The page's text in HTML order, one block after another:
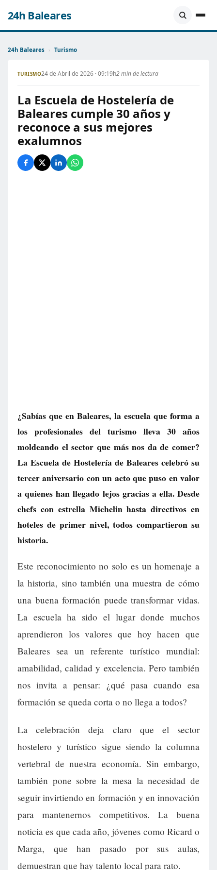
24h Baleares
24h Baleares › Turismo
TURISMO24 de Abril de 2026 · 09:19h2 min de lectura
La Escuela de Hostelería de
Baleares cumple 30 años y
reconoce a sus mejores
exalumnos
¿Sabías que en Baleares, la escuela que forma a
los profesionales del turismo lleva 30 años
moldeando el sector que más nos da de comer?
La Escuela de Hostelería de Baleares celebró su
tercer aniversario con un acto que puso en valor
a quienes han llegado lejos gracias a ella. Desde
chefs con estrella Michelin hasta directivos en
hoteles de primer nivel, todos compartieron su
historia.
Este reconocimiento no solo es un homenaje a
la historia, sino también una muestra de cómo
una buena formación puede transformar vidas.
La escuela ha sido el lugar donde muchos
aprendieron los valores que hoy hacen que
Baleares sea un referente turístico mundial:
amabilidad, calidad y excelencia. Pero también
nos invita a pensar: ¿qué pasa cuando esa
formación se queda corta o no llega a todos?
La celebración deja claro que el sector
hostelero y turístico sigue siendo la columna
vertebral de nuestra economía. Sin embargo,
también pone sobre la mesa la necesidad de
seguir invirtiendo en formación y en innovación
para mantenernos competitivos. La buena
noticia es que cada año, jóvenes como Ricard o
Marga, que han pasado por sus aulas,
demuestran que hay talento local para rato.